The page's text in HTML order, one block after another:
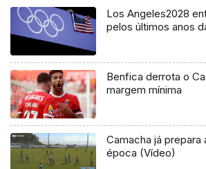
Los Angeles2028
pelos últimos anos
Benfica derrota o
margem mínima
Camacha já prepara
época (Vídeo)